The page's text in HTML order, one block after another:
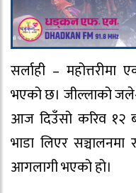
सर्लाही –
भएको छ। जील्लाको
आज दिउँसो करिव १२
भाडा लिएर
आगलागी भएको हो।